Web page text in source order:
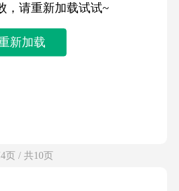
，请重新加载试试~
新加载
页 / 共10页